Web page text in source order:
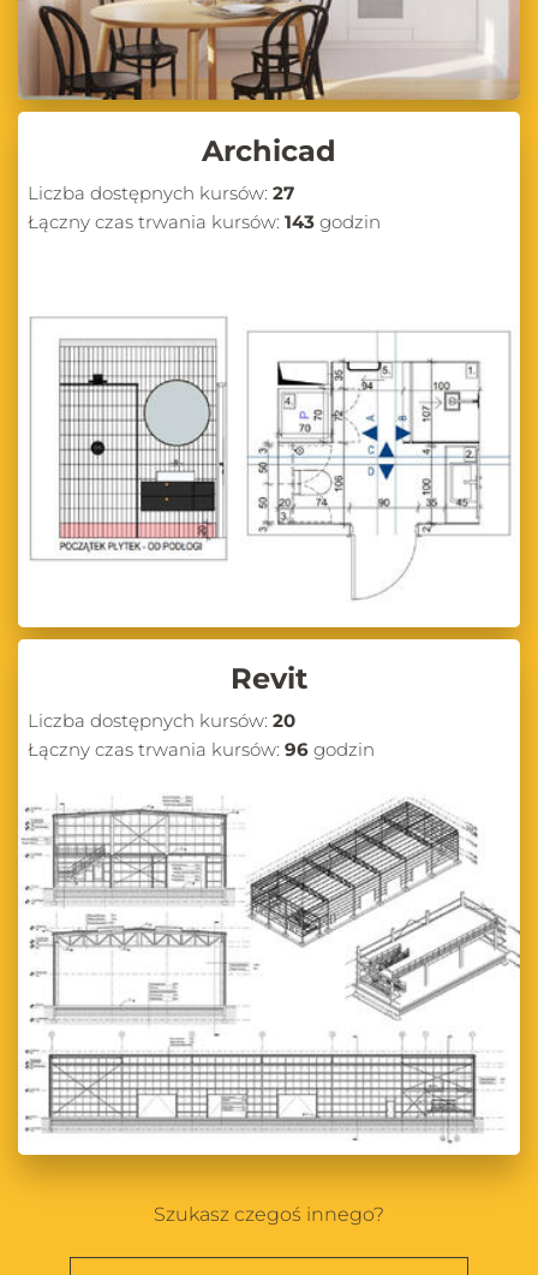
Archicad
Liczba dostępnych kursów: 27
Łączny czas trwania kursów: 143 godzin
Revit
Liczba dostępnych kursów: 20
Łączny czas trwania kursów: 96 godzin
Szukasz czegoś innego?